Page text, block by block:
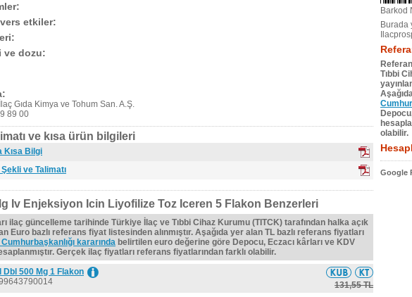
etkiler:
ve dozu:
Gıda Kimya ve Tohum San. A.Ş.
89 00
ve kısa ürün bilgileri
Kısa Bilgi
ve Talimatı
Iv Enjeksiyon Icin Liyofilize Toz Iceren 5 Flakon Benzerleri
ilaç güncelleme tarihinde Türkiye İlaç ve Tıbbi Cihaz Kurumu (TITCK) tarafından halka açık
Euro bazlı referans fiyat listesinden alınmıştır. Aşağıda yer alan TL bazlı referans fiyatları
Cumhurbaşkanlığı kararında belirtilen euro değerine göre Depocu, Eczacı kârları ve KDV
Gerçek ilaç fiyatları referans fiyatlarından farklı olabilir.
500 Mg 1 Flakon
131,55 TL
Barkod
Burada
Tıbbi
olabilir.
Google